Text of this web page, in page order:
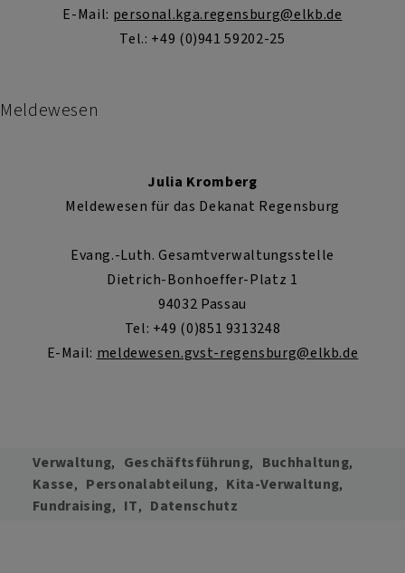
E-Mail: personal.kga.regensburg@elkb.de
Tel.: +49 (0)941 59202-25
Meldewesen
Julia Kromberg
Meldewesen für das Dekanat Regensburg
Evang.-Luth. Gesamtverwaltungsstelle
Dietrich-Bonhoeffer-Platz 1
94032 Passau
Tel: +49 (0)851 9313248
E-Mail: meldewesen.gvst-regensburg@elkb.de
Verwaltung Geschäftsführung
Buchhaltung
Kasse
Personalabteilung
Kita-Verwaltung
Fundraising
IT Datenschutz